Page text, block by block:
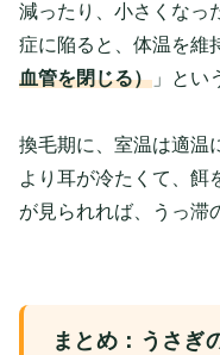
減ったり、小さくなっ
症に陥ると、体温を維
血管を閉じる） 」とい
換毛期に、室温は適温
より耳が冷たくて、餌
が見られれば、うっ滞
まとめ：うさぎ